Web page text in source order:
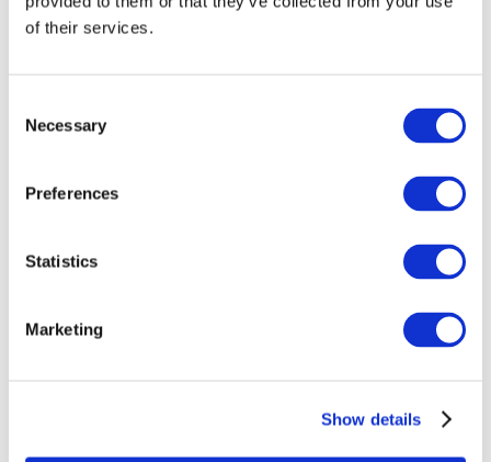
of their services.
Selection
Necessary
Preferences
Statistics
Marketing
Show details
Összes
esemény